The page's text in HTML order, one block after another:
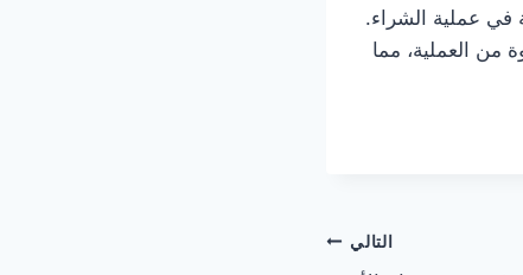
في عملية الشراء.
من العملية، مما
التالي